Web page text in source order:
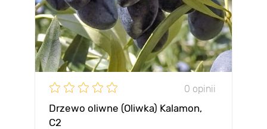
0 opinii
Drzewo oliwne (Oliwka) Kalamon,
C2